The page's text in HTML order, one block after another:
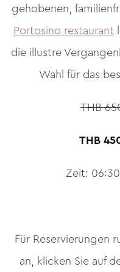
gehobenen,
Portosino restaurant
die illustre
Wahl für das
THB
THB
Zeit:
Für Reservierungen
an, klicken Sie auf